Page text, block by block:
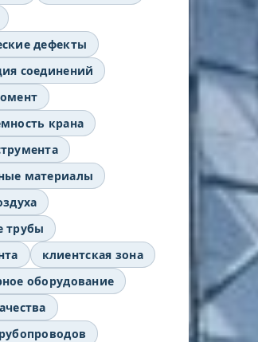
дефекты
соединений
крана
материалы
трубы
клиентская зона
оборудование